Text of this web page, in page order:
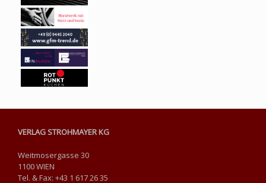
VERLAG STROHMAYER KG
Weitmosergasse 30
1100 WIEN
Tel. & Fax: +43 1 617 26 35